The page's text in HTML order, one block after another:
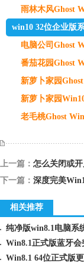
雨林木风Ghost
win10 32位企业版
电脑公司Ghost
番茄花园Ghost
新萝卜家园
新萝卜家园
老毛桃Ghost
上一篇： 怎么关闭或
下一篇： 深度完美
相关推荐
Win8.1正式版蓝牙会
Win8.1 64位正式版